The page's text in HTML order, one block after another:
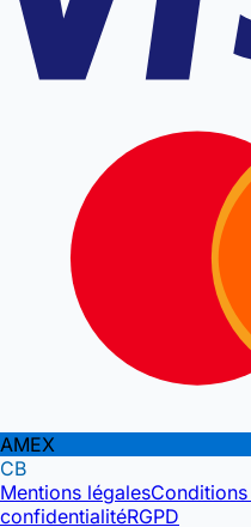
AMEX
CB
Mentions légales
confidentialitéRGPD